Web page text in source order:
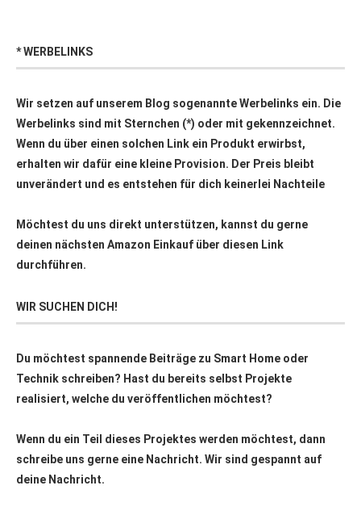
* WERBELINKS
Wir setzen auf unserem Blog sogenannte Werbelinks ein. Die
Werbelinks sind mit Sternchen (*) oder mit gekennzeichnet.
Wenn du über einen solchen Link ein Produkt erwirbst,
erhalten wir dafür eine kleine Provision. Der Preis bleibt
unverändert und es entstehen für dich keinerlei Nachteile
Möchtest du uns direkt unterstützen, kannst du gerne
deinen nächsten Amazon Einkauf über diesen Link
durchführen.
WIR SUCHEN DICH!
Du möchtest spannende Beiträge zu Smart Home oder
Technik schreiben? Hast du bereits selbst Projekte
realisiert, welche du veröffentlichen möchtest?
Wenn du ein Teil dieses Projektes werden möchtest, dann
schreibe uns gerne eine Nachricht. Wir sind gespannt auf
deine Nachricht.